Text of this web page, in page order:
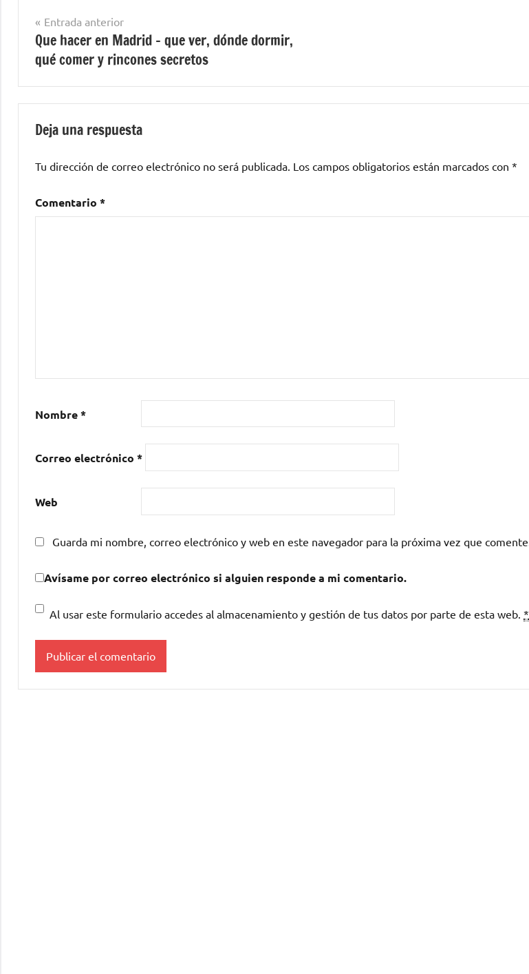
Navegación
de
entradas
Entrada anterior
Que hacer en Madrid – que ver, dónde dormir,
qué comer y rincones secretos
Deja una respuesta
Tu dirección de correo electrónico no será publicada. Los campos obligatorios están marcados con *
Comentario *
Nombre*
Correo electrónico *
Web
Guarda mi nombre, correo electrónico y web en este navegador para la próxima vez que comente.
Avísame por correo electrónico si alguien responde a mi comentario.
Al usar este formulario accedes al almacenamiento y gestión de tus datos por parte de esta web. *